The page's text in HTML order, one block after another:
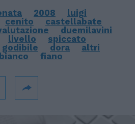
2008
luigi
cenito
castellabate
duemilavini
livello
spiccato
godibile dora
altri
bianco fiano